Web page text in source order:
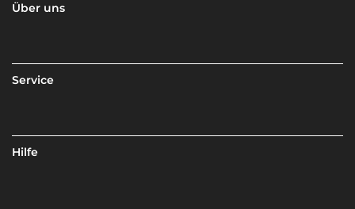
Über uns
Service
Hilfe